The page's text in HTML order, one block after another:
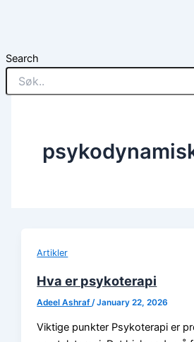
Search
Artikler
Hva er psykoterapi
Adeel Ashraf /January 22, 2026
Viktige punkter Psykoterapi er